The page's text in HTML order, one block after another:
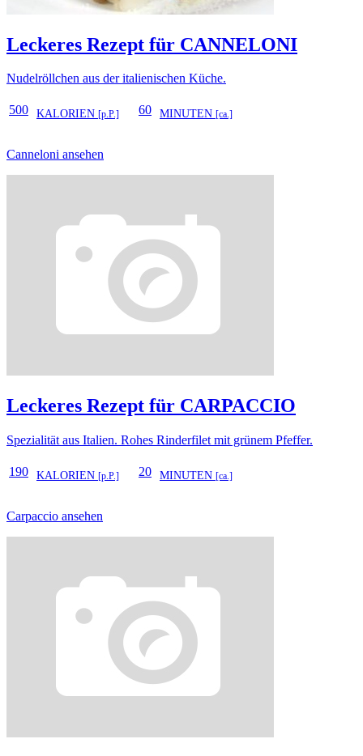
Leckeres Rezept für CANNELONI
Nudelröllchen aus der italienischen Küche.
500 KALORIEN [p.P.] 60 MINUTEN [ca.]
Canneloni ansehen
Leckeres Rezept für CARPACCIO
Spezialität aus Italien. Rohes Rinderfilet mit grünem Pfeffer.
190 KALORIEN [p.P.] 20 MINUTEN [ca.]
Carpaccio ansehen